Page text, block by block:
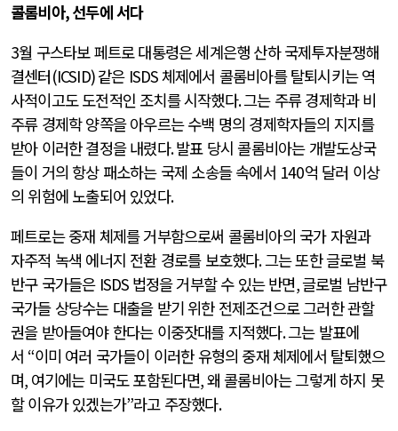
콜롬비아,선두에 서다
3월 구스타보 페트로 대통령은 세계은행 산하 국제투자분쟁해
결센터(ICSID)같은 ISDS체제에서 콜롬비아를 탈퇴시키는 역
사적이고도 도전적인 조치를 시작했다.그는 주류 경제학과 비
주류 경제학 양쪽을 아우르는 수백 명의 경제학자들의 지지를
받아 이러한 결정을 내렸다.발표 당시 콜롬비아는 개발도상국
들이 거의 항상 패소하는 국제 소송들 속에서 140억 달러 이상
의 위험에 노출되어 있었다.
페트로는 중재 체제를 거부함으로써 콜롬비아의 국가 자원과
자주적 녹색 에너지 전환 경로를 보호했다.그는 또한 글로벌 북
반구 국가들은 ISDS 법정을 거부할 수 있는 반면,글로벌 남반구
국가들 상당수는 대출을 받기 위한 전제조건으로 그러한 관할
권을 받아들여야 한다는 이중잣대를 지적했다.그는 발표에
서 “이미 여러 국가들이 이러한 유형의 중재 체제에서 탈퇴했으
며, 여기에는 미국도 포함된다면,왜 콜롬비아는 그렇게 하지 못
할 이유가 있겠는가”라고 주장했다.